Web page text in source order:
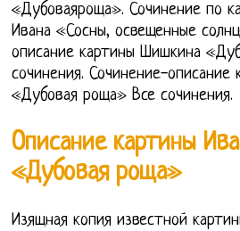
«Дубоваяроща». Сочинение по
Ивана «Сосны, освещенные
описание картины Шишкина
сочинения. Сочинение-
«Дубовая роща» Все сочинения.
Описание картины
«Дубовая роща»
Изящная копия известной